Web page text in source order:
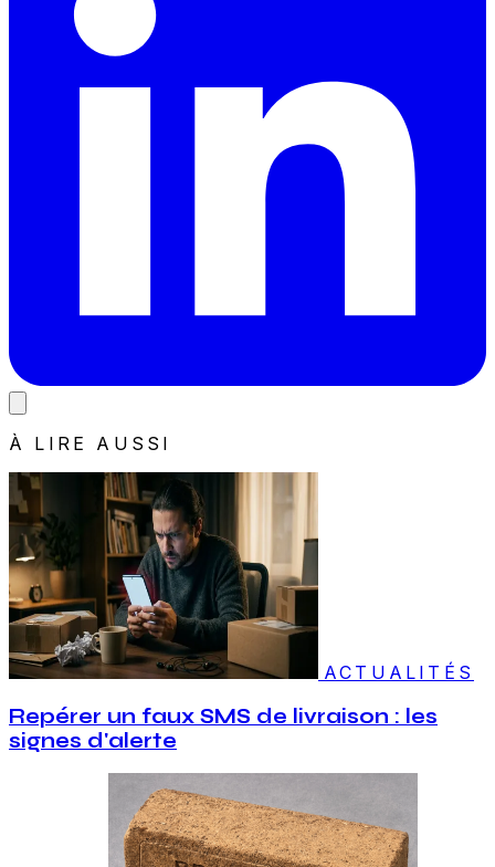
À LIRE AUSSI
ACTUALITÉS
Repérer un faux SMS de livraison : les
signes d'alerte